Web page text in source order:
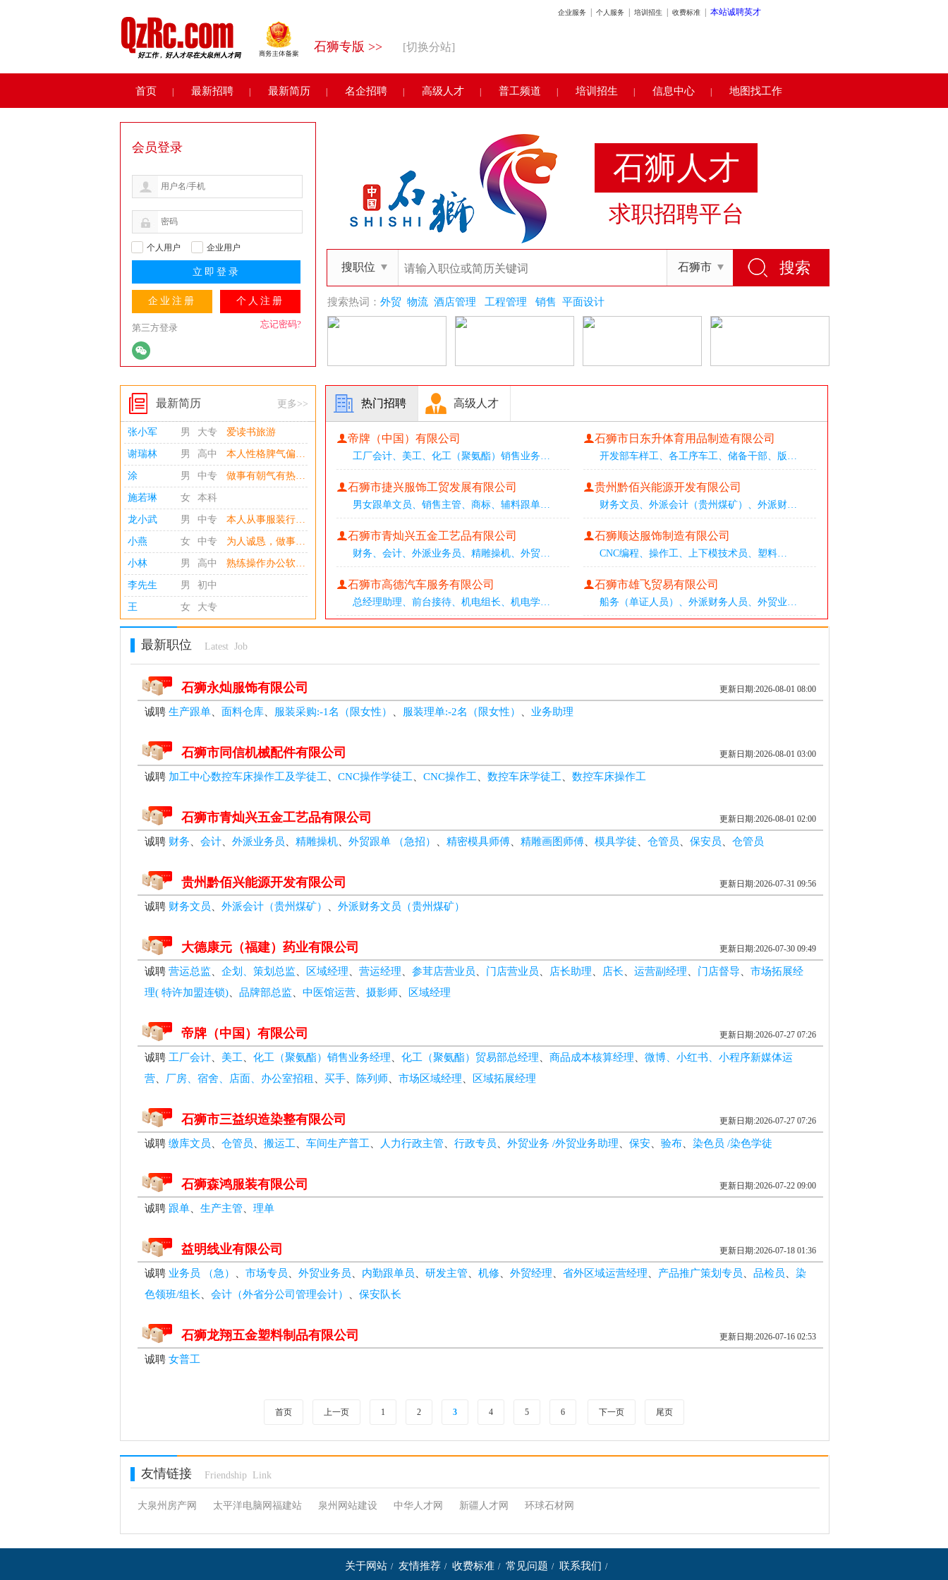
企业服务| 个人服务| 培训招生 收费标准| 本站诚聘英才
石狮专版 >> [切换分站]
首页 最新招聘 最新简历 名企招聘 高级人才 普工频道 培训招生 信息中心 地图找工作
会员登录
个人用户 企业用户
企业注册 个人注册
第三方登录 忘记密码?
石狮人才
求职招聘平台
搜职位 石狮市
搜索热词： 外贸 物流 酒店管理 工程管理 销售 平面设计
最新简历 更多>>
张小军 男 大专 爱读书旅游
谢瑞林 男 高中 本人性格脾气偏急型，讲话语调偏高，能吃苦耐劳，责任心强，重视团队合作精神，不达目标不松懈，服从上级安排，办事主动，工作中以事情为导向，不记个人因素，与人交往相对和睦.对服装生产运作流程比较熟悉，从最基础车工，检验到理单，外协跟单 生产主管，厂长都有多年的在岗经验.
涂 男 中专 做事有朝气有热情有干劲，工作认真负责，学习能力强且具备出色的良好语言表达能力者。具有良好的沟通能力及团队合作精神，有原则性，掌握WPS office办公软件操作技能。
施若琳 女 本科
龙小武 男 中专 本人从事服装行业20余年，责任心强，计划统筹性强，对数据敏锐，处事果断，协调能力强。台资企业担任生管7年，担任服装生产厂长、生产副总10余年。总结出企业管理以制度为本，计划为纲要，预防为主要，处理为根本。深知企业文化的重要性，团队合作的执行力度性，生产以成本控制为主，实行精益管理（1）2026年在泉州婧宸纺织科技有限公司担任服装厂长，合理开发外协工厂，精益管理，提高生产利润（2）2014-2025年担任润峰织染有限公司服装部厂长，合理安排服装生产计划，降低成本开支，节流开源，实行精益管理，使公司业绩利润原定任务400万提升到1500万（3）2011-2013年在石狮都市王牌贸易公司担任生产副总
小燕 女 中专 为人诚恳，做事认真，有较强的责任心和团结合作精神 思维敏捷，适应性强 本人性格开朗，易于相处。 整套内账处理，成本核算，费用审核与管控。 有着较强的沟通协调和统筹能力，能从财务方面为公司的发展提供出准确的建议见解。
小林 男 高中 熟练操作办公软件，速达工业财务软件,敬业心态稳定，责任心强，可外派。
李先生 男 初中
王 女 大专
热门招聘 高级人才
帝牌（中国）有限公司
工厂会计 美工 化工（聚氨酯）销售业务
石狮市日东升体育用品制造有限公司
开发部车样工 各工序车工 储备干部 版
石狮市捷兴服饰工贸发展有限公司
男女跟单文员 销售主管 商标、辅料跟单
贵州黔佰兴能源开发有限公司
财务文员 外派会计（贵州煤矿） 外派财
石狮市青灿兴五金工艺品有限公司
财务 会计 外派业务员 精雕操机 外贸
石狮顺达服饰制造有限公司
CNC编程 操作工 上下模技术员 塑料
石狮市高德汽车服务有限公司
总经理助理 前台接待 机电组长 机电学
石狮市雄飞贸易有限公司
船务（单证人员） 外派财务人员 外贸业
最新职位 Latest Job
石狮永灿服饰有限公司 更新日期:2026-08-01 08:00
诚聘 生产跟单、 面料仓库、 服装采购:-1名（限女性） 服装理单:-2名（限女性） 业务助理
石狮市同信机械配件有限公司 更新日期:2026-08-01 03:00
诚聘 加工中心数控车床操作工及学徒工 CNC操作学徒工 CNC操作工 数控车床学徒工 数控车床操作工
石狮市青灿兴五金工艺品有限公司 更新日期:2026-08-01 02:00
诚聘 财务 会计、 外派业务员 精雕操机、 外贸跟单 （急招） 精密模具师傅、 精雕画图师傅、 模具学徒 仓管员 保安员 仓管员
贵州黔佰兴能源开发有限公司 更新日期:2026-07-31 09:56
诚聘 财务文员 外派会计（贵州煤矿） 外派财务文员（贵州煤矿）
大德康元（福建）药业有限公司 更新日期:2026-07-30 09:49
诚聘 营运总监、 企划、策划总监、 区域经理 营运经理 参茸店营业员 门店营业员 店长助理 店长 运营副经理 门店督导
市场拓展经
理( 特许加盟连锁)、 品牌部总监、 中医馆运营、 摄影师、 区域经理
帝牌（中国）有限公司 更新日期:2026-07-27 07:26
诚聘 工厂会计、 美工 化工（聚氨酯）销售业务经理 化工（聚氨酯）贸易部总经理 商品成本核算经理
微博、小红书、小程序新媒体运
营、 厂房、宿舍、店面、办公室招租 买手、 陈列师、 市场区域经理 区域拓展经理
石狮市三益织造染整有限公司 更新日期:2026-07-27 07:26
诚聘 缴库文员 仓管员 搬运工 车间生产普工 人力行政主管 行政专员 外贸业务 /外贸业务助理 保安、 验布、 染色员 /染色学徒
石狮森鸿服装有限公司 更新日期:2026-07-22 09:00
诚聘 跟单、 生产主管 理单
益明线业有限公司 更新日期:2026-07-18 01:36
诚聘 业务员 （急） 市场专员 外贸业务员 内勤跟单员 研发主管 机修 外贸经理 省外区域运营经理 产品推广策划专员 品检员
染
色领班/组长
会计（外省分公司管理会计） 保安队长
石狮龙翔五金塑料制品有限公司 更新日期:2026-07-16 02:53
诚聘 女普工
首页 上一页 1 2 3 4 5 6 下一页 尾页
友情链接 Friendship Link
大泉州房产网 太平洋电脑网福建站 泉州网站建设 中华人才网 新疆人才网 环球石材网
关于网站 / 友情推荐 / 收费标准 / 常见问题 / 联系我们 /